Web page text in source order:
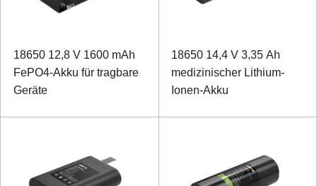
18650 12,8 V 1600 mAh
FePO4-Akku für tragbare
Geräte
18650 14,4 V 3,35 Ah
medizinischer Lithium-
Ionen-Akku